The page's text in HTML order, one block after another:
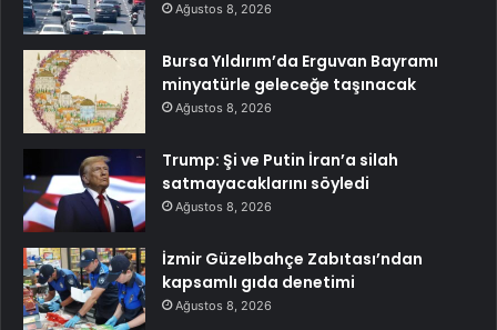
Ağustos 8, 2026
Bursa Yıldırım’da Erguvan Bayramı
minyatürle geleceğe taşınacak
Ağustos 8, 2026
Trump: Şi ve Putin İran’a silah
satmayacaklarını söyledi
Ağustos 8, 2026
İzmir Güzelbahçe Zabıtası’ndan
kapsamlı gıda denetimi
Ağustos 8, 2026